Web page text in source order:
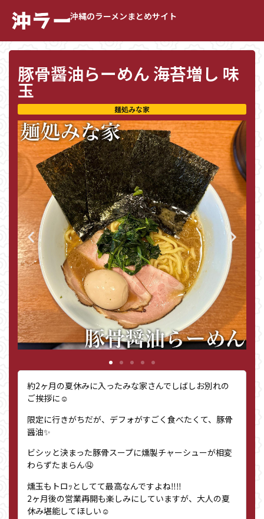
沖縄のラーメンまとめサイト
豚骨醤油らーめん 海苔増し 味
玉
麺処みな家
約2ヶ月の夏休みに入ったみな家さんでしばしお別れの
ご挨拶に☺️
限定に行きがちだが、デフォがすごく食べたくて、豚骨
醤油✨
ビシッと決まった豚骨スープに燻製チャーシューが相変
わらずたまらん🤤
燻玉もトロｯとしてて最高なんですよね‼︎‼︎
2ヶ月後の営業再開も楽しみにしていますが、大人の夏
休み堪能してほしい☺️